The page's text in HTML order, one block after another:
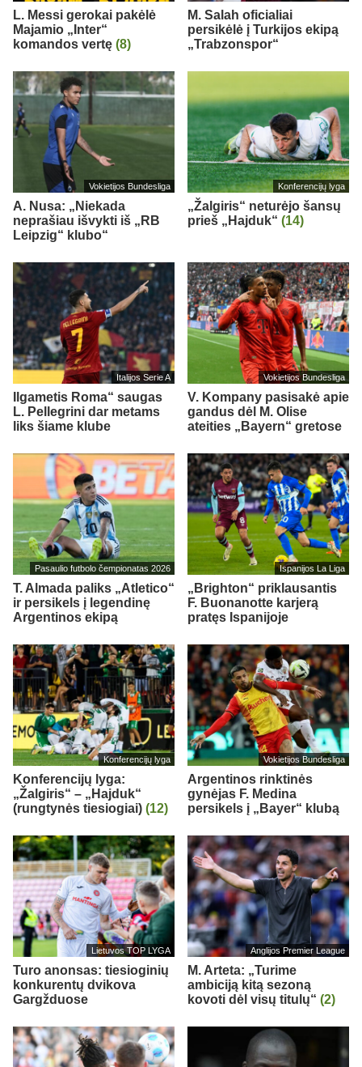
L. Messi gerokai pakėlė
Majamio „Inter“
komandos vertę (8)
M. Salah oficialiai
persikėlė į Turkijos ekipą
„Trabzonspor“
Vokietijos Bundesliga
A. Nusa: „Niekada
neprašiau išvykti iš „RB
Leipzig“ klubo“
Konferencijų lyga
„Žalgiris“ neturėjo šansų
prieš „Hajduk“ (14)
Italijos Serie A
Ilgametis Roma“ saugas
L. Pellegrini dar metams
liks šiame klube
Vokietijos Bundesliga
V. Kompany pasisakė apie
gandus dėl M. Olise
ateities „Bayern“ gretose
Pasaulio futbolo čempionatas 2026
T. Almada paliks „Atletico“
ir persikels į legendinę
Argentinos ekipą
Ispanijos La Liga
„Brighton“ priklausantis
F. Buonanotte karjerą
pratęs Ispanijoje
Konferencijų lyga
Konferencijų lyga:
„Žalgiris“ – „Hajduk“
(rungtynės tiesiogiai) (12)
Vokietijos Bundesliga
Argentinos rinktinės
gynėjas F. Medina
persikels į „Bayer“ klubą
Lietuvos TOP LYGA
Turo anonsas: tiesioginių
konkurentų dvikova
Gargžduose
Anglijos Premier League
M. Arteta: „Turime
ambiciją kitą sezoną
kovoti dėl visų titulų“ (2)